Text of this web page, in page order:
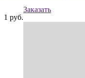
1 руб.
Заказать